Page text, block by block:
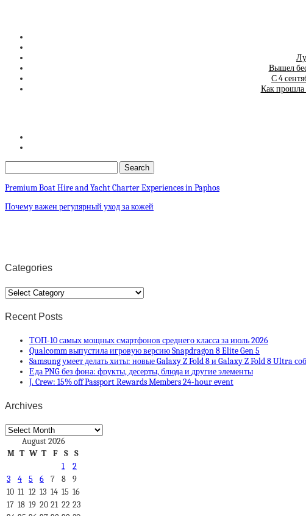
Вышел
С 4
Как прошла
Premium Boat Hire and Yacht Charter Experiences in Paphos
Почему важен регулярный уход за кожей
Categories
Categories
Recent Posts
ТОП-10 самых мощных смартфонов среднего класса за июль 2026
Qualcomm выпустила игровую версию Snapdragon 8 Elite Gen 5
Samsung умеет делать хиты: новые Galaxy Z Fold 8 и Galaxy Z Fold 8 Ultra
Еда PNG без фона: фрукты, десерты, блюда и другие элементы
J. Crew: 15% off Passport Rewards Members 24-hour event
Archives
Archives
August 2026
M T W T F S
S
1
2
3
4 5 6 7 8
9
10 11 12 13 14 15 16
17 18 19 20 21 22 23